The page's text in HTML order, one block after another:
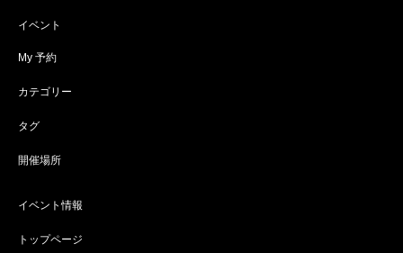
イベント
My 予約
カテゴリー
タグ
開催場所
イベント情報
トップページ